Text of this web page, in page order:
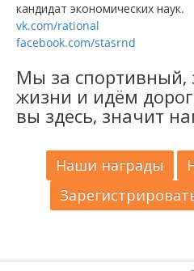
кандидат экономических наук.
vk.com/rational
facebook.com/stasrnd
Мы за спортивный,
жизни и идём
вы здесь, значит
Наши награды